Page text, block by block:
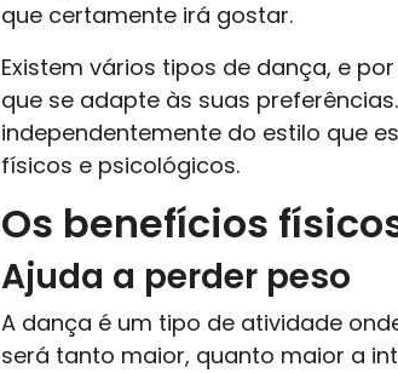
que certamente irá gostar.
Existem vários tipos de dança, e
que se adapte às suas
independentemente do estilo que
físicos e psicológicos.
Os benefícios
Ajuda a perder peso
A dança é um tipo de atividade
será tanto maior, quanto maior a